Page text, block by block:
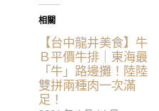
相關
【台中龍井美食】牛
Ｂ平價牛排｜東海最
「牛」路邊攤！陸陸
雙拼兩種肉一次滿
足！